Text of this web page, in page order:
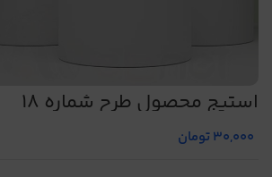
استیج محصول طرح شماره 18
30,000تومان